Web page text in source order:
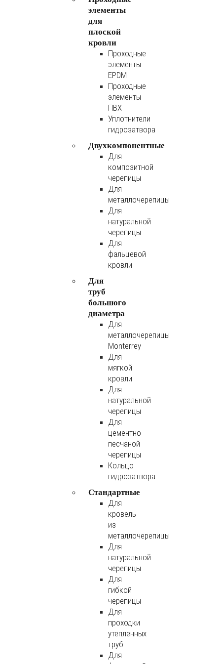
элементы
для
плоской
кровли
Проходные
элементы
EPDM
Проходные
элементы
ПВХ
Уплотнители
гидрозатвора
Двухкомпонентные
Для
композитной
черепицы
Для
металлочерепицы
Для
натуральной
черепицы
Для
фальцевой
кровли
Для
труб
большого
диаметра
Для
металлочерепицы
Monterrey
Для
мягкой
кровли
Для
натуральной
черепицы
Для
цементно
песчаной
черепицы
Кольцо
гидрозатвора
Стандартные
Для
кровель
из
металлочерепицы
Для
натуральной
черепицы
Для
гибкой
черепицы
Для
проходки
утепленных
труб
Для